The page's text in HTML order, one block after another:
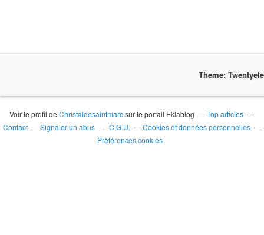
Theme:
Voir le profil deChristaldesaintmarcsur le portail Eklablog
Top articles
Contact
Signaler un abus C.G.U.
Cookies et données personnelles
Préférences cookies